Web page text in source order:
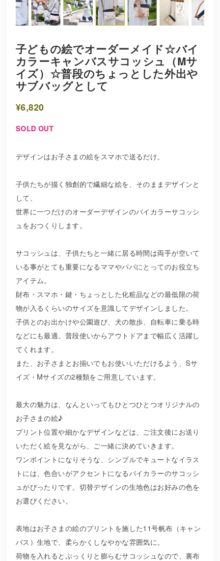
子どもの絵でオーダーメイド☆バイ
カラーキャンバスサコッシュ（Mサ
イズ）☆普段のちょっとした外出や
サブバッグとして
¥6,820
SOLD OUT
デザインはお子さまの絵をスマホで送るだけ。
子供たちが描く独創的で繊細な絵を、そのままデザインと
して、
世界に一つだけのオーダーデザインのバイカラーサコッシ
ュをおつくりします。
サコッシュは、子供たちと一緒に居る時間は両手が空いて
いる事がとても重要になるママやパパにとってのお役立ち
アイテム。
財布・スマホ・鍵・ちょっとした化粧品などの最低限の荷
物が入るくらいのサイズを意識してデザインしました。
子供とのお出かけや公園遊び、犬の散歩、自転車に乗る時
などにも最適。普段使いからアウトドアまで幅広く活躍し
てくれます。
また、お子さまとお揃いでもお使いいただけるよう、Sサ
イズ・Mサイズの2種類をご用意しています。
最大の魅力は、なんといってもひとつひとつオリジナルの
お子さまの絵♪
プリント位置や細かなデザインなどは、ご注文後にお送り
いただく絵を見ながら、ご一緒に決めていきます。
ワンポイントになりそうな、シンプルでキュートなイラス
トには、色合いがアクセントになるバイカラーのサコッシ
ュがぴったりです。切替デザインの生地色はお好みの色を
お選びください。
表地はお子さまの絵のプリントを施した11号帆布（キャン
バス）生地で、柔らかくしなやかな雰囲気に。
荷物を入れるとぷっくりと膨らむサコッシュなので、裏布